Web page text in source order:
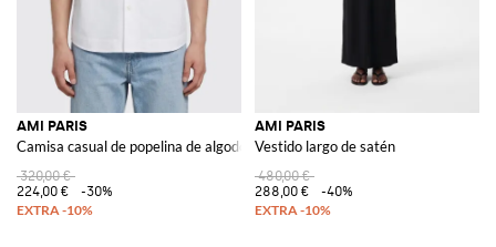
AMI PARIS
Camisa casual de popelina de algodón
320,00 €
224,00 €
-30%
AMI PARIS
Vestido largo de satén
480,00 €
288,00 €
-40%